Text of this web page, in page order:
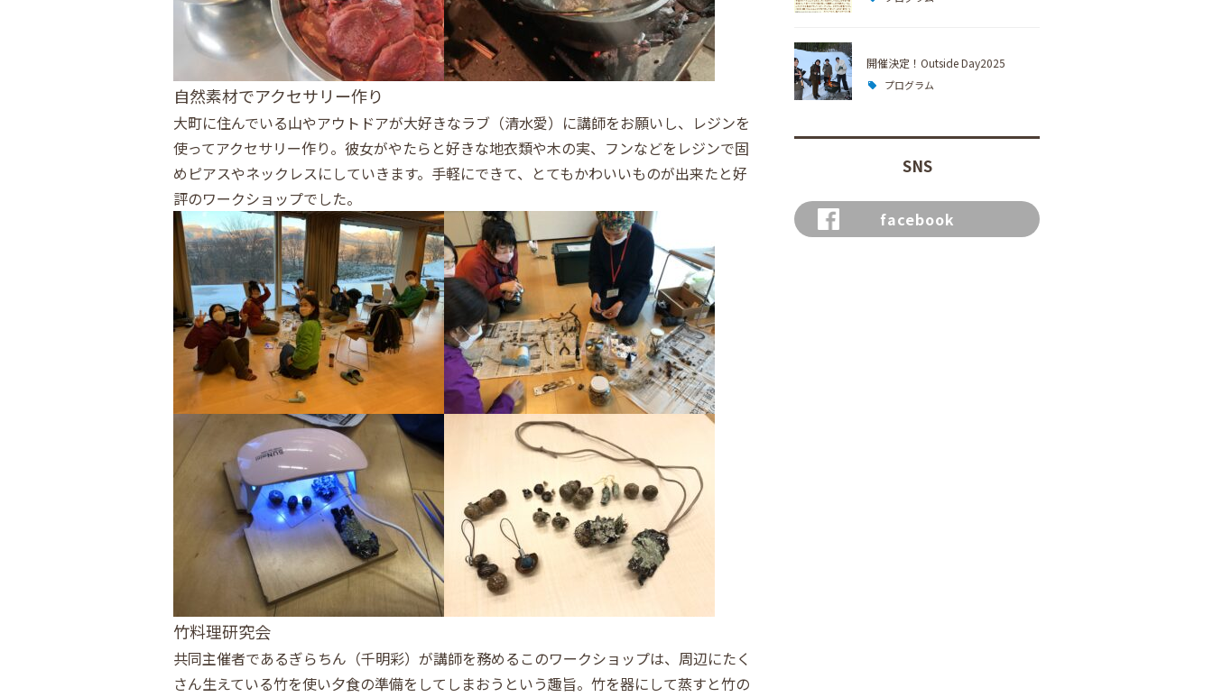
自然素材でアクセサリー作り
大町に住んでいる山やアウトドアが大好きなラブ（清水愛）に講師をお願いし、レジンを
使ってアクセサリー作り。彼女がやたらと好きな地衣類や木の実、フンなどをレジンで固
めピアスやネックレスにしていきます。手軽にできて、とてもかわいいものが出来たと好
評のワークショップでした。
竹料理研究会
共同主催者であるぎらちん（千明彩）が講師を務めるこのワークショップは、周辺にたく
さん生えている竹を使い夕食の準備をしてしまおうという趣旨。竹を器にして蒸すと竹の
開催決定！Outside Day2025
プログラム
SNS
facebook